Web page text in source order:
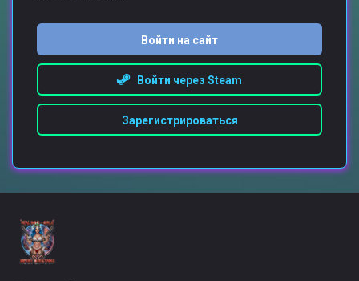
Войти на сайт
Войти через Steam
Зарегистрироваться